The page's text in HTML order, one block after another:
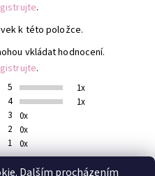
.
k této položce.
vkládat hodnocení.
.
5
1x
4
1x
3
0x
2
0x
1
0x
Dalším procházením